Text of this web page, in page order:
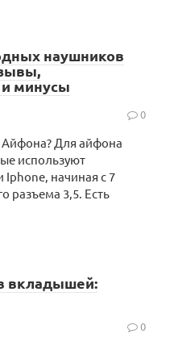
наушников
минусы
0
Для айфона
используют
Iphone, начиная с 7
разъема 3,5. Есть
вкладышей:
0